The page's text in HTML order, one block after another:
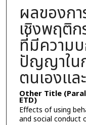
ผลของก
เชิงพฤติ
ที่มีความ
ปัญญาใน
ตนเองแ
Other Title
ETD)
Effects of using
and social conduct